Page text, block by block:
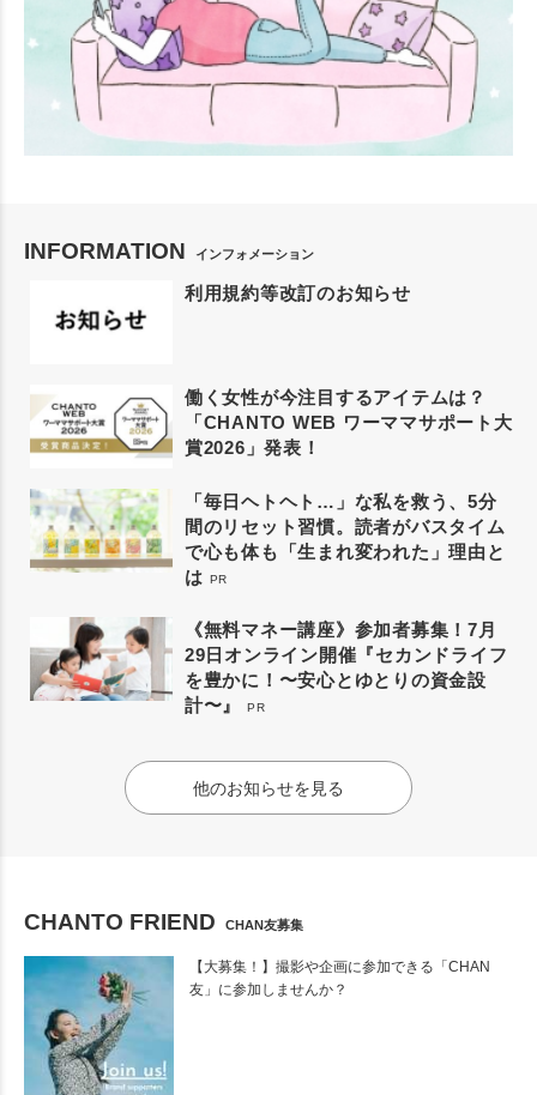
INFORMATION インフォメーション
利用規約等改訂のお知らせ
働く女性が今注目するアイテムは？
「CHANTO WEB ワーママサポート大
賞2026」発表！
「毎日ヘトヘト…」な私を救う、5分
間のリセット習慣。読者がバスタイム
で心も体も「生まれ変われた」理由と
は PR
《無料マネー講座》参加者募集！7月
29日オンライン開催『セカンドライフ
を豊かに！〜安心とゆとりの資金設
計〜』
PR
他のお知らせを見る
CHANTO FRIEND CHAN友募集
【大募集！】撮影や企画に参加できる「CHAN
友」に参加しませんか？